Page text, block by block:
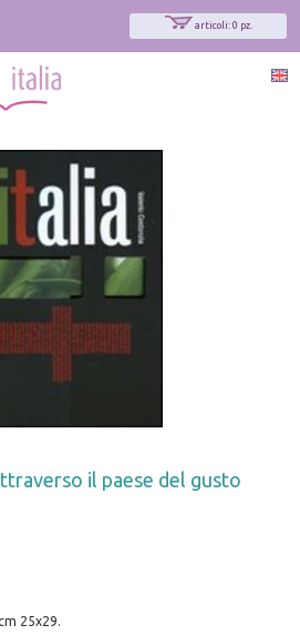
articoli: 0 pz.
il paese del gusto
25x29.